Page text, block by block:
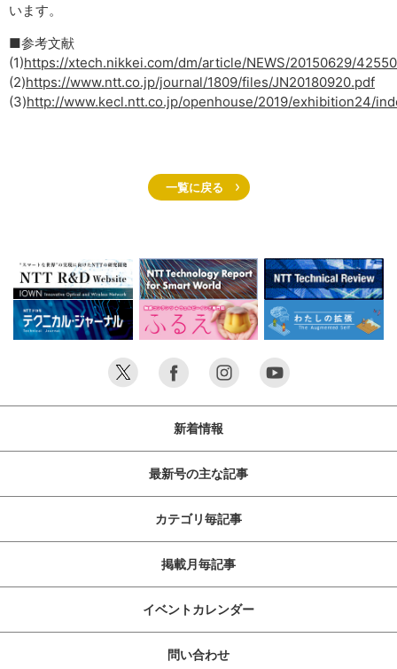
います。
■参考文献
(1)https://xtech.nikkei.com/dm/article/NEWS/20150629/
(2)https://www.ntt.co.jp/journal/1809/files/JN20180920.pdf
(3)http://www.kecl.ntt.co.jp/openhouse/2019/exhibition24/
一覧に戻る
新着情報
最新号の主な記事
カテゴリ毎記事
掲載月毎記事
イベントカレンダー
問い合わせ